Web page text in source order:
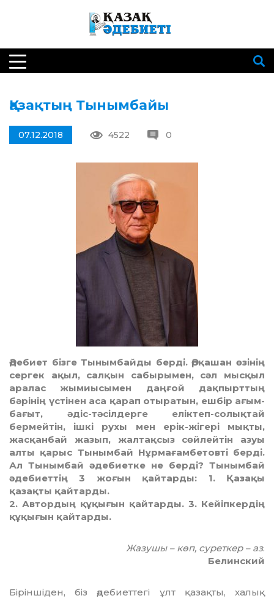
Қазақтың Тынымбайы
07.12.2018 4522 0
Әдебиет бізге Тынымбайды берді. Әрқашан өзінің
сергек ақыл, салқын сабырымен, сәл мысқыл
аралас жымиысымен даңғой дақпырттың
бәрінің үстінен аса қарап отыратын, ешбір ағым-
бағыт, әдіс-тәсілдерге еліктеп-солықтай
бермейтін, ішкі рухы мен ерік-жігері мықты,
жасқанбай жазып, жалтақсыз сөйлейтін азуы
алты қарыс Тынымбай Нұрмағамбетовті берді.
Ал Тынымбай әдебиетке не берді? Тынымбай
әдебиеттің 3 жоғын қайтарды: 1. Қазақы
қазақты қайтарды.
2. Автордың құқығын қайтарды. 3. Кейіпкердің
құқығын қайтарды.
Жазушы – көп, суреткер – аз.
Белинский
Біріншіден, біз әдебиеттегі ұлт қа­зақты, халық